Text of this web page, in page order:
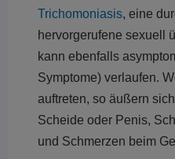
Trichomoniasis, eine
hervorgerufene sexuell
kann ebenfalls
Symptome) verlaufen.
auftreten, so äußern
Scheide oder Penis,
und Schmerzen beim